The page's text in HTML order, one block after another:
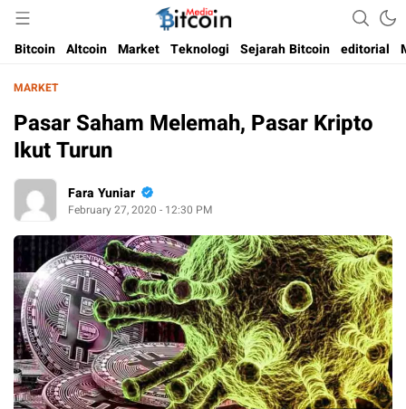
Bitcoin Media Indonesia
Media Bitcoin dan Cryptocurrency, dan Blockchain di Indonesia
Bitcoin Altcoin Market Teknologi Sejarah Bitcoin editorial
MARKET
Pasar Saham Melemah, Pasar Kripto
Ikut Turun
Fara Yuniar
February 27, 2020 - 12:30 PM